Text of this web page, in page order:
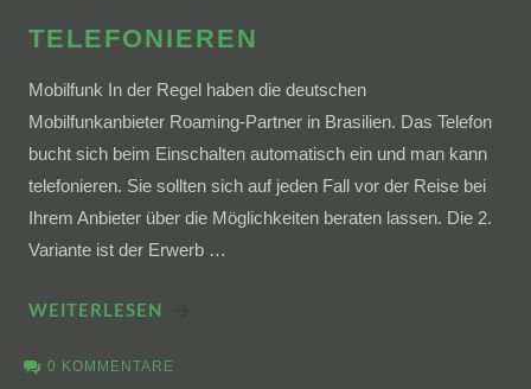
TELEFONIEREN
Mobilfunk In der Regel haben die deutschen
Mobilfunkanbieter Roaming-Partner in Brasilien. Das Telefon
bucht sich beim Einschalten automatisch ein und man kann
telefonieren. Sie sollten sich auf jeden Fall vor der Reise bei
Ihrem Anbieter über die Möglichkeiten beraten lassen. Die 2.
Variante ist der Erwerb …
WEITERLESEN
0 KOMMENTARE